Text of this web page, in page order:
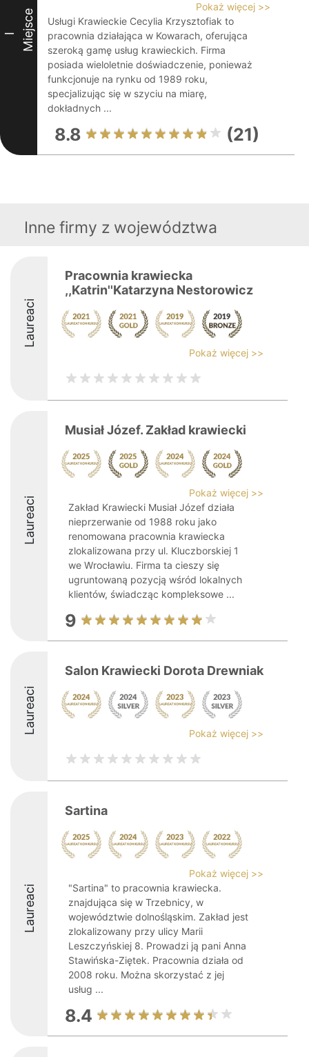
I Miejsce
Pokaż więcej >>
Usługi Krawieckie Cecylia Krzysztofiak to
pracownia działająca w Kowarach, oferująca
szeroką gamę usług krawieckich. Firma
posiada wieloletnie doświadczenie, ponieważ
funkcjonuje na rynku od 1989 roku,
specjalizując się w szyciu na miarę,
dokładnych ...
8.8 (21)
Inne firmy z województwa
Laureaci
Pracownia krawiecka
,,Katrin''Katarzyna Nestorowicz
Pokaż więcej >>
Laureaci
Musiał Józef. Zakład krawiecki
Pokaż więcej >>
Zakład Krawiecki Musiał Józef działa
nieprzerwanie od 1988 roku jako
renomowana pracownia krawiecka
zlokalizowana przy ul. Kluczborskiej 1
we Wrocławiu. Firma ta cieszy się
ugruntowaną pozycją wśród lokalnych
klientów, świadcząc kompleksowe ...
9
Laureaci
Salon Krawiecki Dorota Drewniak
Pokaż więcej >>
Laureaci
Sartina
Pokaż więcej >>
"Sartina" to pracownia krawiecka.
znajdująca się w Trzebnicy, w
województwie dolnośląskim. Zakład jest
zlokalizowany przy ulicy Marii
Leszczyńskiej 8. Prowadzi ją pani Anna
Stawińska-Ziętek. Pracownia działa od
2008 roku. Można skorzystać z jej
usług ...
8.4